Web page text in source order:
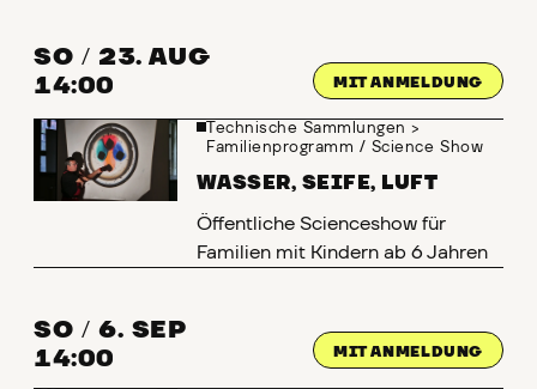
SO / 23. AUG
14:00
MIT ANMELDUNG
Technische Sammlungen>
Familienprogramm / Science Show
WASSER, SEIFE, LUFT
Öffentliche Scienceshow für
Familien mit Kindern ab 6 Jahren
SO /6. SEP
14:00
MIT ANMELDUNG